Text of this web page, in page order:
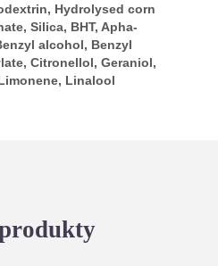
Hydrolysed corn
Silica, BHT, Apha-
alcohol, Benzyl
Citronellol, Geraniol,
Linalool